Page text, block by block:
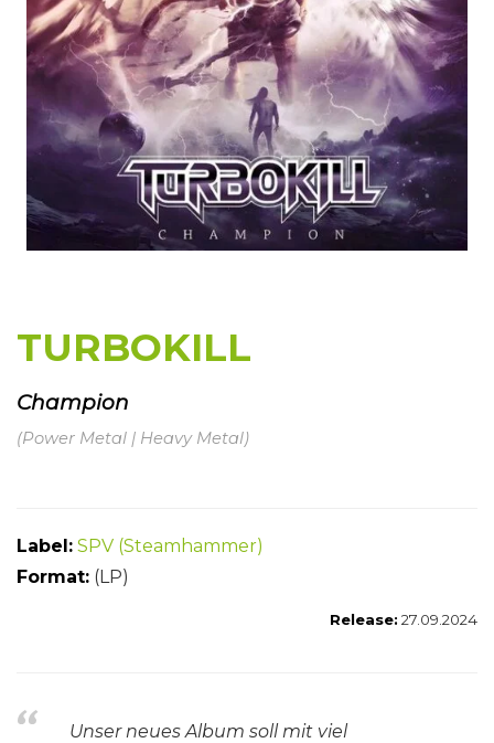
TURBOKILL
Champion
(Power Metal | Heavy Metal)
Label: SPV (Steamhammer)
Format: (LP)
Release: 27.09.2024
Unser neues Album soll mit viel